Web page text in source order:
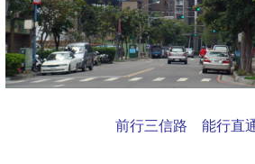
前行三信路 能行直